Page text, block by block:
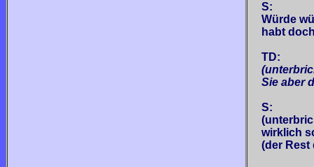
S:
Würde
habt
TD:
Sie aber
S:
wirk­lich
(der Rest